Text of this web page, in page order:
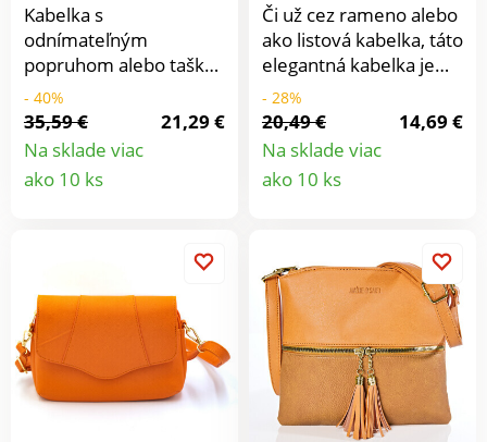
Kabelka s
odnímateľným
popruhom alebo taška
cez rameno:
každodenný spoločník z
imitácie kože.
Dômyselne
spracovaná, s
prednej až po zadnú
stranu.
- 40%
35,59 €
21,29 €
Na sklade viac
ako 10 ks
Či už cez rameno alebo
ako listová kabelka, táto
elegantná kabelka je
vždy s Vami!
Priestranná hlavná
priehradka na zips, 1
vonkajšie vrecko, 3
vnútorné priehradky.
- 28%
20,49 €
14,69 €
Na sklade viac
ako 10 ks